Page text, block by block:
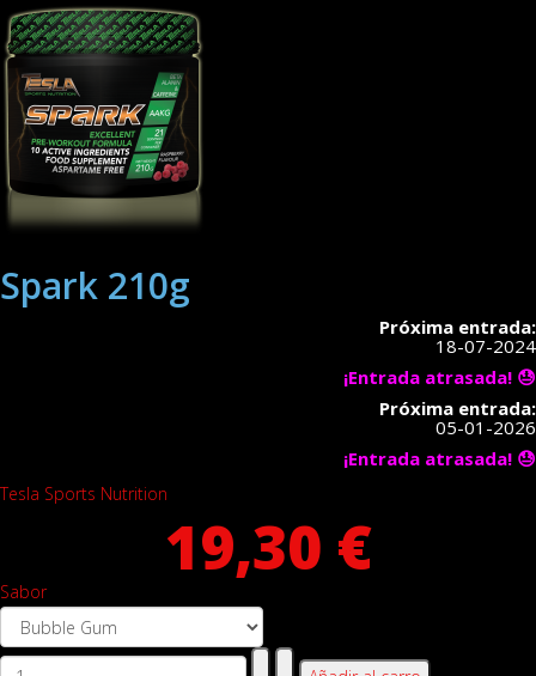
Spark 210g
Próxima entrada:
18-07-2024
¡Entrada atrasada! 😓
Próxima entrada:
05-01-2026
¡Entrada atrasada! 😓
Tesla Sports Nutrition
19,30 €
Sabor